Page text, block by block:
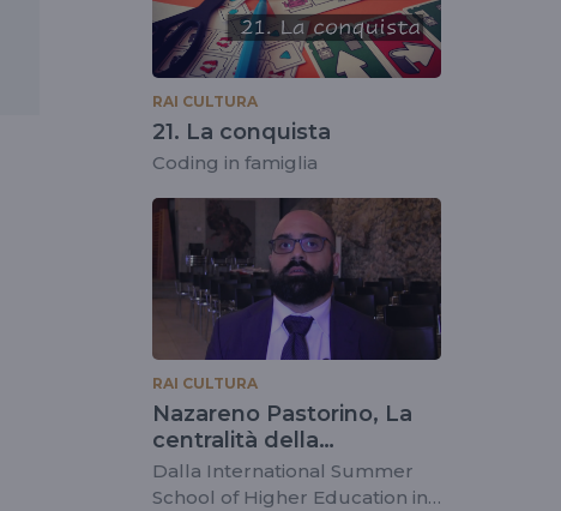
RAI CULTURA
21. La conquista
Coding in famiglia
RAI CULTURA
Nazareno Pastorino, La
centralità della
predicazione
Dalla International Summer
School of Higher Education in